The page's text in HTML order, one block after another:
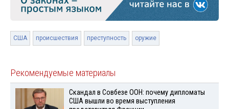
США происшествия преступность оружие
Рекомендуемые материалы
Скандал в Совбезе ООН: почему дипломаты
США вышли во время выступления